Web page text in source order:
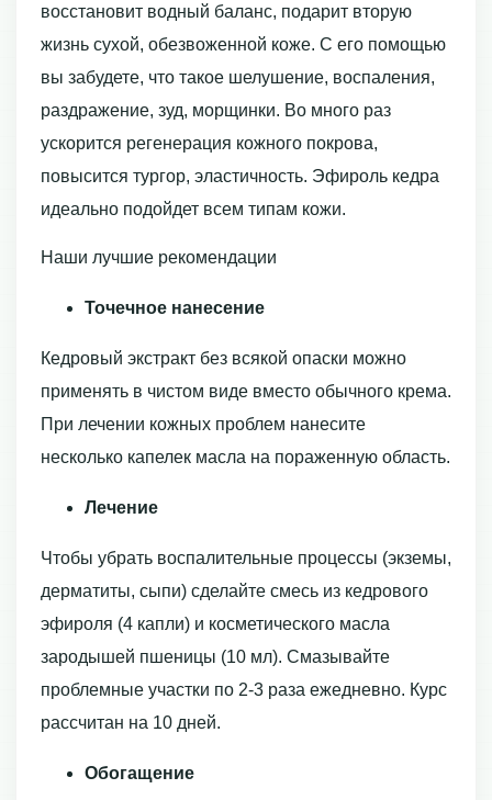
восстановит водный баланс, подарит вторую
жизнь сухой, обезвоженной коже. С его помощью
вы забудете, что такое шелушение, воспаления,
раздражение, зуд, морщинки. Во много раз
ускорится регенерация кожного покрова,
повысится тургор, эластичность. Эфироль кедра
идеально подойдет всем типам кожи.
Наши лучшие рекомендации
Точечное нанесение
Кедровый экстракт без всякой опаски можно
применять в чистом виде вместо обычного крема.
При лечении кожных проблем нанесите
несколько капелек масла на пораженную область.
Лечение
Чтобы убрать воспалительные процессы (экземы,
дерматиты, сыпи) сделайте смесь из кедрового
эфироля (4 капли) и косметического масла
зародышей пшеницы (10 мл). Смазывайте
проблемные участки по 2-3 раза ежедневно. Курс
рассчитан на 10 дней.
Обогащение